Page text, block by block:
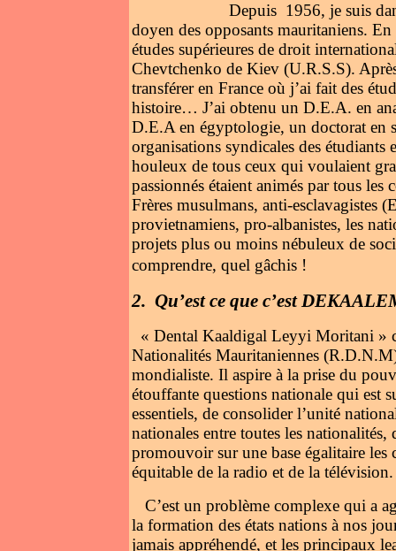
Depuis 1956, je suis dans
doyen des opposants mauritaniens.
études supérieures de droit
Chevtchenko de Kiev (U.R.S.S).
transférer en France où j’ai fait des
histoire… J’ai obtenu un D.E.A. en
D.E.A en égyptologie, un doctorat en
organisations syndicales des étudiants
houleux de tous ceux qui voulaient
passionnés étaient animés par tous les
Frères musulmans, anti-esclavagistes
provietnamiens, pro-albanistes, les
projets plus ou moins nébuleux de
comprendre, quel gâchis !
2. Qu’est ce que c’est
« Dental Kaaldigal Leyyi Moritani »
Nationalités Mauritaniennes
mondialiste. Il aspire à la prise du
étouffante questions nationale qui est
essentiels, de consolider l’unité
nationales entre toutes les nationalités,
promouvoir sur une base égalitaire les
équitable de la radio et de la télévision.
C’est un problème complexe qui a
la formation des états nations à nos
jamais appréhendé, et les principaux